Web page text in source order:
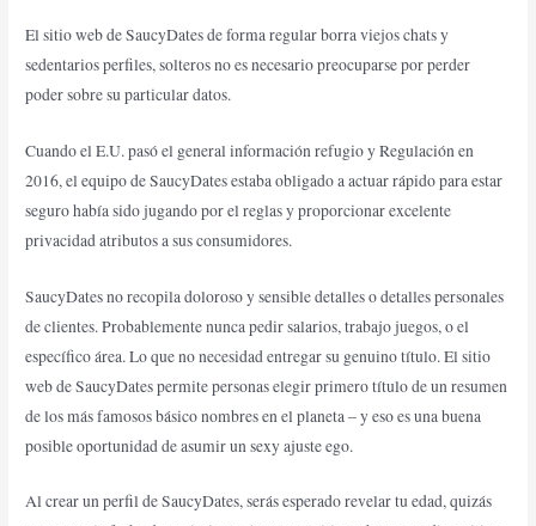
El sitio web de SaucyDates de forma regular borra viejos chats y
sedentarios perfiles, solteros no es necesario preocuparse por perder
poder sobre su particular datos.
Cuando el E.U. pasó el general información refugio y Regulación en
2016, el equipo de SaucyDates estaba obligado a actuar rápido para estar
seguro había sido jugando por el reglas y proporcionar excelente
privacidad atributos a sus consumidores.
SaucyDates no recopila doloroso y sensible detalles o detalles personales
de clientes. Probablemente nunca pedir salarios, trabajo juegos, o el
específico área. Lo que no necesidad entregar su genuino título. El sitio
web de SaucyDates permite personas elegir primero título de un resumen
de los más famosos básico nombres en el planeta – y eso es una buena
posible oportunidad de asumir un sexy ajuste ego.
Al crear un perfil de SaucyDates, serás esperado revelar tu edad, quizás